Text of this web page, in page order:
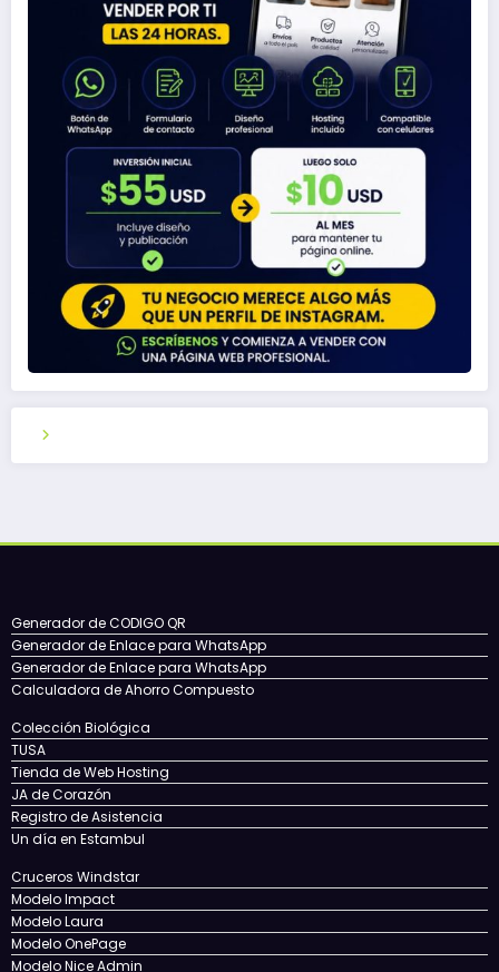
Generador de CODIGO QR
Generador de Enlace para WhatsApp
Generador de Enlace para WhatsApp
Calculadora de Ahorro Compuesto
Colección Biológica
TUSA
Tienda de Web Hosting
JA de Corazón
Registro de Asistencia
Un día en Estambul
Cruceros Windstar
Modelo Impact
Modelo Laura
Modelo OnePage
Modelo Nice Admin